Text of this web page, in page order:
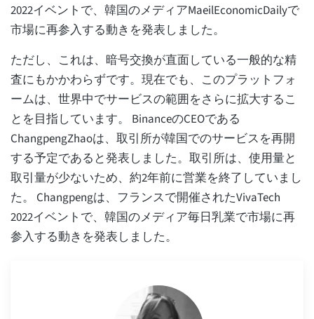
2022イベントで、韓国のメディアMaeilEconomicDailyで
市場に再参入する動きを発表しました。
ただし、これは、暗号交換が直面している一般的な精
査にもかかわらずです。現在でも、このプラットフォ
ームは、世界中でサービスの範囲をさらに拡大するこ
とを目指しています。 BinanceのCEOである
ChangpengZhaoは、取引所が韓国でのサービスを再開
する予定であると発表しました。取引所は、使用量と
取引量が少ないため、約2年前に営業を終了していまし
た。 Changpengは、フランスで開催されたVivaTech
2022イベントで、韓国のメディア毎日乳業で市場に再
参入する動きを発表しました。